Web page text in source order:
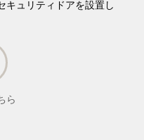
キュリティドアを設置し
ら